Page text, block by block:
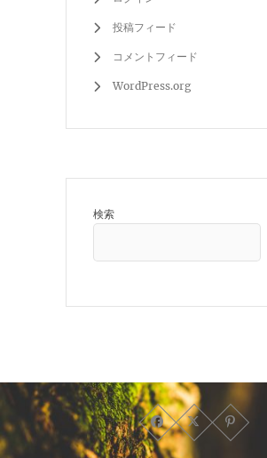
投稿フィード
コメントフィード
WordPress.org
検索